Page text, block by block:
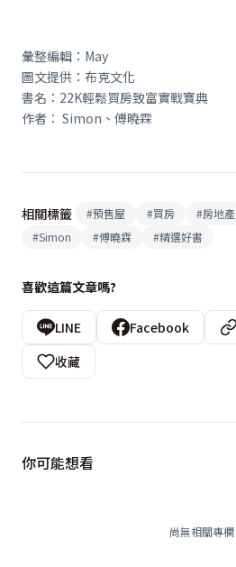
彙整編輯：May
圖文提供：布克文化
書名：22K輕鬆買房致富實戰寶典
作者： Simon、傅曉霖
相關標籤 #預售屋 #買房 #房地產
#Simon #傅曉霖 #精選好書
喜歡這篇文章嗎?
LINE Facebook
收藏
你可能想看
尚無相關專欄